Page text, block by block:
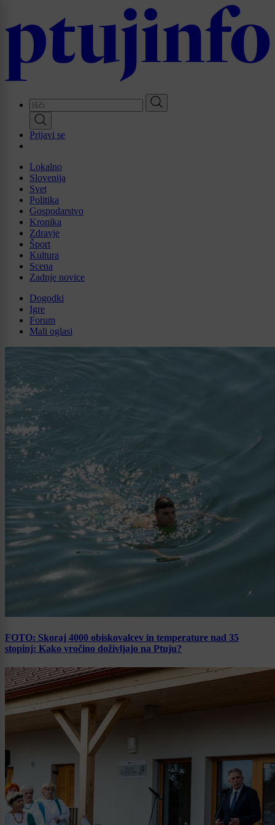
main
Prijavi se
Lokalno
Slovenija
Svet
Politika
Gospodarstvo
Kronika
Zdravje
Šport
Kultura
Scena
Zadnje novice
Dogodki
Igre
Forum
Mali oglasi
FOTO: Skoraj 4000 obiskovalcev in temperature nad 35
stopinj: Kako vročino doživljajo na Ptuju?